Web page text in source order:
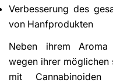
Verbesserung des
von Hanfprodukten
Neben ihrem Aroma
wegen ihrer möglichen
mit